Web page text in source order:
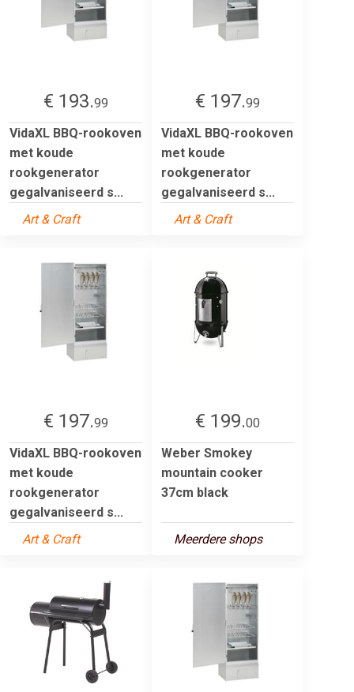
€ 193.99
VidaXL BBQ-rookoven
met koude
rookgenerator
gegalvaniseerd s...
Art & Craft
€ 197.99
VidaXL BBQ-rookoven
met koude
rookgenerator
gegalvaniseerd s...
Art & Craft
€ 197.99
VidaXL BBQ-rookoven
met koude
rookgenerator
gegalvaniseerd s...
Art & Craft
€ 199.00
Weber Smokey
mountain cooker
37cm black
Meerdere shops